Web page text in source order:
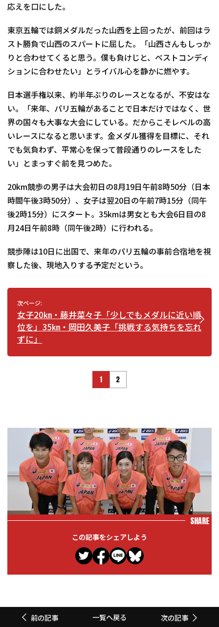
応えを口にした。
東京五輪では銅メダルだった山西を上回ったが、前回はラ
スト勝負で山西のスパートに屈した。「山西さんもしっか
りと合わせてくると思う。僕も負けじと、ベストコンディ
ションに合わせたい」とライバル心を静かに燃やす。
日本選手権以来、約半年ぶりのレースとなるが、不安はな
い。「来年、パリ五輪があることで日本だけではなく、世
界の国々も大事な大会にしている。だからこそレベルの高
いレースになると思います。金メダル獲得を目標に、それ
でも気負わず、平常心を保って普段通りのレースをした
い」とまっすぐ前を見つめた。
20km競歩の男子は大会初日の8月19日午前8時50分（日本
時間午後3時50分）、女子は翌20日の午前7時15分（同午
後2時15分）にスタート。35kmは男女とも大会6日目の8
月24日午前8時（同午後2時）に行われる。
競歩陣は10日に出国で、来年のパリ五輪の事前合宿地を視
察した後、現地入りする予定だという。
次ページ:
女子20㎞・藤井菜々子「少しでもメダルに近い順
位を」35㎞・岡田久美子「挑戦する気持ちを忘れ
ずに」
1 2
SHARE
この記事をシェアしよう
前の記事 一覧へ戻る 次の記事